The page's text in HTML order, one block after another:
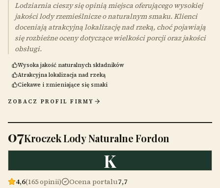
Lodziarnia cieszy się opinią miejsca oferującego wysokiej
jakości lody rzemieślnicze o naturalnym smaku. Klienci
doceniają atrakcyjną lokalizację nad rzeką, choć pojawiają
się rozbieżne oceny dotyczące wielkości porcji oraz jakości
obsługi.
Wysoka jakość naturalnych składników
Atrakcyjna lokalizacja nad rzeką
Ciekawe i zmieniające się smaki
ZOBACZ PROFIL FIRMY
07Kroczek Lody Naturalne Fordon
K
4,6(165 opinii) Ocena portalu7,7